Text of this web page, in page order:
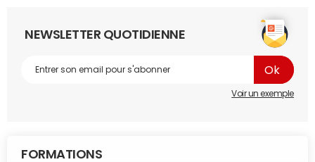
NEWSLETTER QUOTIDIENNE
Voir un exemple
FORMATIONS